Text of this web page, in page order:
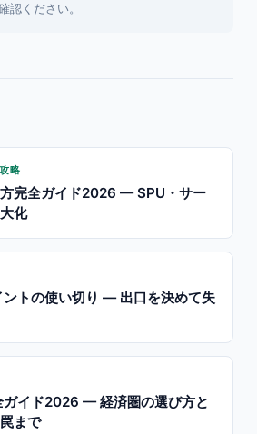
認ください。
略
完全ガイド2026 — SPU・サー
化
ントの使い切り — 出口を決めて失
ガイド2026 — 経済圏の選び方と
まで